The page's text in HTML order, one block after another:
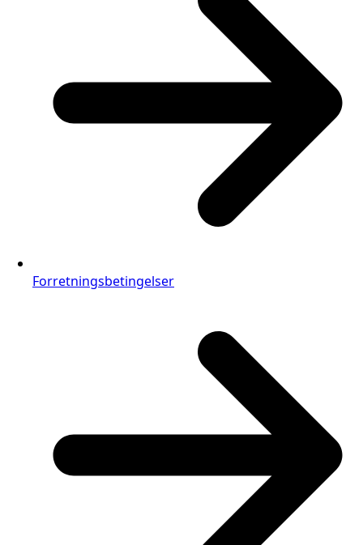
Forretningsbetingelser